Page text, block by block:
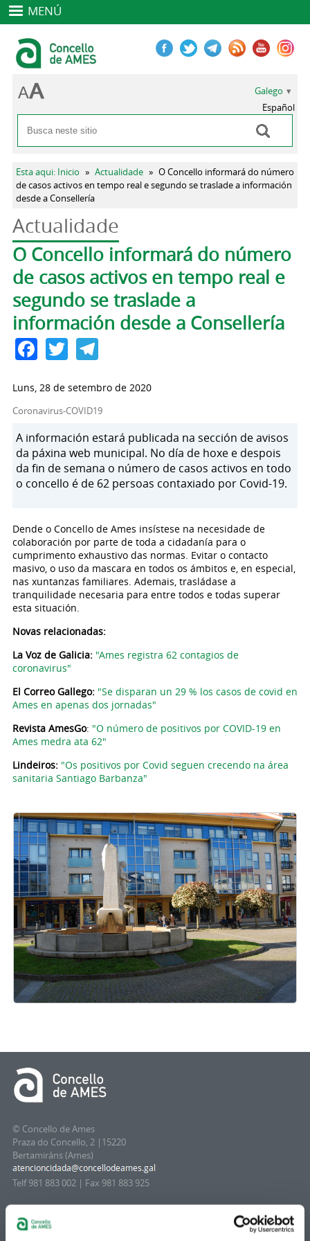
MENÚ
Formulario de busca
Buscar
Galego
Español
Vostede está aquí
Esta aqui: Inicio » Actualidade » O Concello informará do número
de casos activos en tempo real e segundo se traslade a información
desde a Consellería
Actualidade
Pestanas principais
O Concello informará do número
de casos activos en tempo real e
segundo se traslade a
información desde a Consellería
Facebook
TwitterTelegram
Luns, 28 de setembro de 2020
Coronavirus-COVID19
A información estará publicada na sección de avisos
da páxina web municipal. No día de hoxe e despois
da fin de semana o número de casos activos en todo
o concello é de 62 persoas contaxiado por Covid-19.
Dende o Concello de Ames insístese na necesidade de
colaboración por parte de toda a cidadanía para o
cumprimento exhaustivo das normas. Evitar o contacto
masivo, o uso da mascara en todos os ámbitos e, en especial,
nas xuntanzas familiares. Ademais, trasládase a
tranquilidade necesaria para entre todos e todas superar
esta situación.
Novas relacionadas:
La Voz de Galicia: "Ames registra 62 contagios de
coronavirus"
El Correo Gallego: "Se disparan un 29 % los casos de covid en
Ames en apenas dos jornadas"
Revista AmesGo: "O número de positivos por COVID-19 en
Ames medra ata 62"
Lindeiros: "Os positivos por Covid seguen crecendo na área
sanitaria Santiago Barbanza"
© Concello de Ames
Praza do Concello, 2 |15220
Bertamiráns (Ames)
Telf 981 883 002 | Fax 981 883 925
Podes recibir a información publicada na web